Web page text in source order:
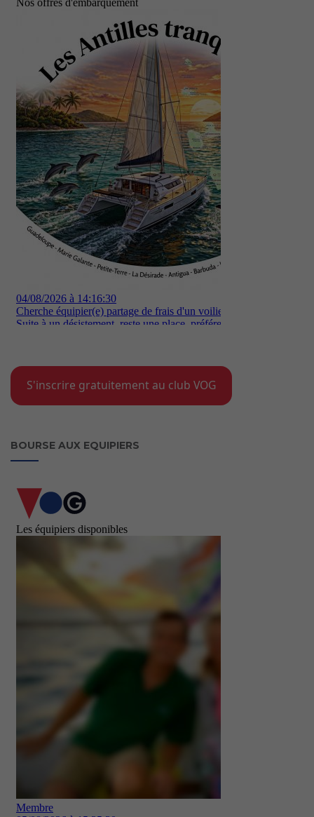
S'inscrire gratuitement au club VOG
BOURSE AUX EQUIPIERS